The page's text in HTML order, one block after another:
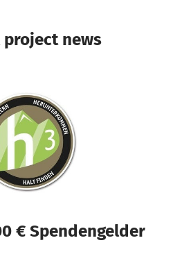
project news
€ Spendengelder